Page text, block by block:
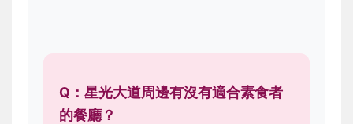
Q：星光大道周邊有沒有適合素食者
的餐廳？